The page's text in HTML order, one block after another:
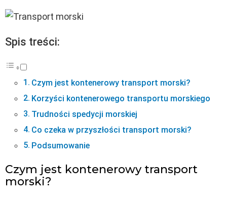
Spis treści:
Czym jest kontenerowy transport morski?
Korzyści kontenerowego transportu morskiego
Trudności spedycji morskiej
Co czeka w przyszłości transport morski?
Podsumowanie
Czym jest kontenerowy transport
morski?